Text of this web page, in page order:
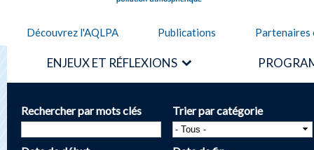
Découvrez l'AQLPA Publications Partenaires
ENJEUX ET RÉFLEXIONS
Rechercher par mots clés Trier par catégorie